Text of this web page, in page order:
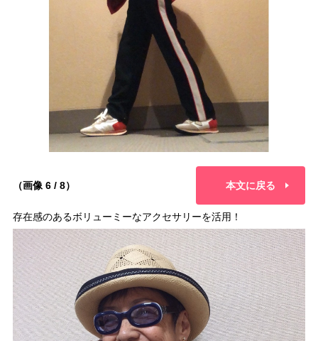
（画像 6 / 8） 本文に戻る
存在感のあるボリューミーなアクセサリーを活用！